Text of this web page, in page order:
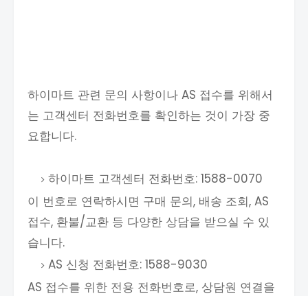
하이마트 관련 문의 사항이나 AS 접수를 위해서
는 고객센터 전화번호를 확인하는 것이 가장 중
요합니다.
하이마트 고객센터 전화번호: 1588-0070
이 번호로 연락하시면 구매 문의, 배송 조회, AS
접수, 환불/교환 등 다양한 상담을 받으실 수 있
습니다.
AS 신청 전화번호: 1588-9030
AS 접수를 위한 전용 전화번호로, 상담원 연결을